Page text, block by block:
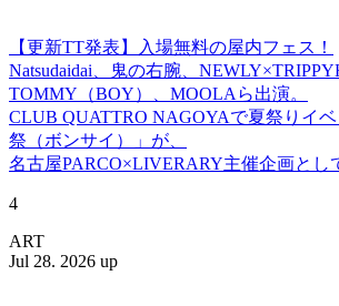
【更新TT発表】入場無料の屋内フェス！
Natsudaidai、鬼の右腕、
TOMMY（BOY）、MOOLAら出演。
CLUB QUATTRO NAGOYAで夏祭りイ
祭（ボンサイ）」が、
名古屋PARCO×LIVERARY主催企画とし
4
ART
Jul 28. 2026 up